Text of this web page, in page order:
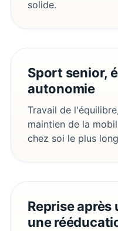
solide.
Sport senior,
autonomie
Travail de
maintien de la
chez soi le plus
Reprise
une